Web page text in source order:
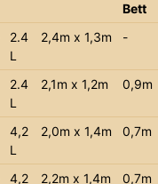
Bett
2.4
L
2,4m x 1,3m -
2.4
L
2,1m x 1,2m 0,9m
4,2
L
2,0m x 1,4m 0,7m
4,2
2,2m x 1,4m 0,7m